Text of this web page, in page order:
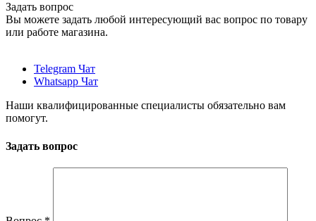
Задать вопрос
Вы можете задать любой интересующий вас вопрос по товару
или работе магазина.
Telegram Чат
Whatsapp Чат
Наши квалифицированные специалисты обязательно вам
помогут.
Задать вопрос